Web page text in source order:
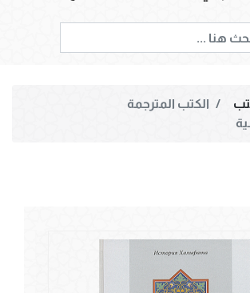
الكتب المترجمة